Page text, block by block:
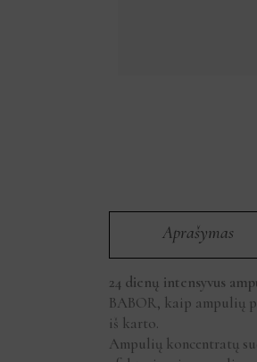
Aprašymas
24 dienų intensyvus
BABOR, kaip ampulių
iš karto.
Ampulių koncentratų